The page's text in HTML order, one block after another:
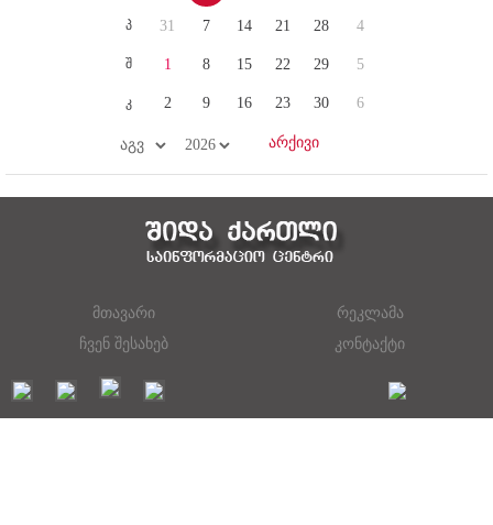
პ
შ
კ
31
1
2
7
8
9
14
15
16
21
22
23
28
29
30
4
5
6
მთავარი
რეკლამა
ჩვენ შესახებ
კონტაქტი